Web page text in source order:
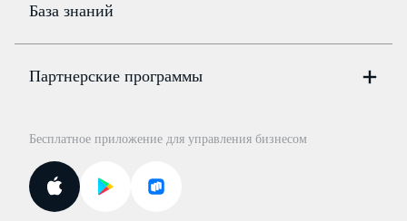
Цены
Бюро
Консультации по учёту и налогам
Курсы повышения квалификации
Госпроверки
Поиск ответа на вопрос
Новости законодательства
База знаний
Партнерские программы
Для самозанятых
Бесплатное приложение для управления бизнесом